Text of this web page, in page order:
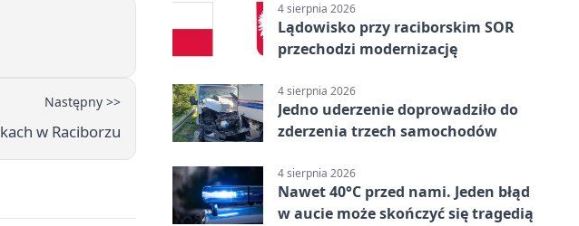
Następny >>
w Raciborzu
4 sierpnia 2026
Lądowisko przy raciborskim SOR
przechodzi modernizację
4 sierpnia 2026
Jedno uderzenie doprowadziło do
zderzenia trzech samochodów
4 sierpnia 2026
Nawet 40°C przed nami. Jeden błąd
w aucie może skończyć się tragedią